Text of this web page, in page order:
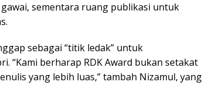
sementara ruang publikasi untuk
sebagai “titik ledak” untuk
“Kami berharap RDK Award bukan setakat
yang lebih luas,” tambah Nizamul, yang